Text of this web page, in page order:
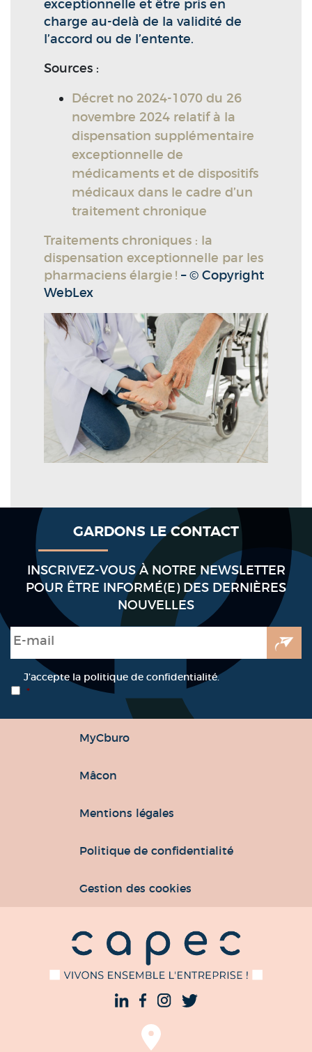
exceptionnelle et être pris en
charge au-delà de la validité de
l’accord ou de l’entente.
Sources :
Décret no 2024-1070 du 26
novembre 2024 relatif à la
dispensation supplémentaire
exceptionnelle de
médicaments et de dispositifs
médicaux dans le cadre d’un
traitement chronique
Traitements chroniques : la
dispensation exceptionnelle par les
pharmaciens élargie ! – © Copyright
WebLex
GARDONS LE CONTACT
INSCRIVEZ-VOUS À NOTRE NEWSLETTER
POUR ÊTRE INFORMÉ(E) DES DERNIÈRES
NOUVELLES
E-mail
RGPD *
J’accepte la politique de confidentialité.
*
MyCburo
Mâcon
Mentions légales
Politique de confidentialité
Gestion des cookies